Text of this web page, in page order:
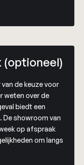
(optioneel)
de keuze voor
weten over de
biedt een
De showroom van
op afspraak
om langs